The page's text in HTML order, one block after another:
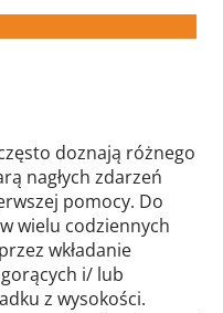
doznają różnego
nagłych zdarzeń
pomocy. Do
wielu codziennych
wkładanie
i/ lub
z wysokości.